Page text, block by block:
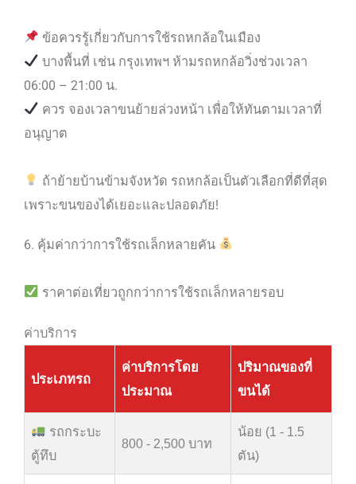
ข้อควรรู้เกี่ยวกับการใช้รถหกล้อในเมือง
บางพื้นที่ เช่น กรุงเทพฯ ห้ามรถหกล้อวิ่งช่วงเวลา
06:00 – 21:00 น.
ควร จองเวลาขนย้ายล่วงหน้า เพื่อให้ทันตามเวลาที่
อนุญาต
ถ้าย้ายบ้านข้ามจังหวัด รถหกล้อเป็นตัวเลือกที่ดีที่สุด
เพราะขนของได้เยอะและปลอดภัย!
6. คุ้มค่ากว่าการใช้รถเล็กหลายคัน
ราคาต่อเที่ยวถูกกว่าการใช้รถเล็กหลายรอบ
ค่าบริการ
ประเภทรถ
ค่าบริการโดย
ประมาณ
ปริมาณของที่
ขนได้
รถกระบะ
ตู้ทึบ
800 - 2,500 บาท
น้อย (1 - 1.5
ตัน)